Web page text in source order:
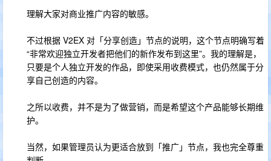
理解大家对商业推广内容的敏感。
不过根据 V2EX 对「分享创造」节点的说明，这个节点明确写着
“非常欢迎独立开发者把他们的新作发布到这里”。我的理解是，
只要是个人独立开发的作品，即使采用收费模式，也仍然属于分
享自己创造的内容。
之所以收费，并不是为了做营销，而是希望这个产品能够长期维
护。
当然，如果管理员认为更适合放到「推广」节点，我也完全尊重